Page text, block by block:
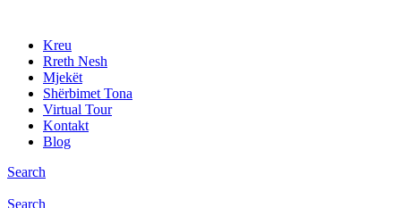
Kreu
Rreth Nesh
Mjekët
Shërbimet Tona
Virtual Tour
Kontakt
Blog
Search
Search